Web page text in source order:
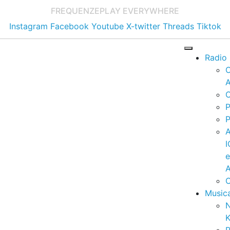
FREQUENZEPLAY EVERYWHERE
Instagram Facebook Youtube X-twitter Threads Tiktok
Radio
e